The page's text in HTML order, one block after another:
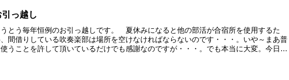
引っ越し
うとう毎年恒例のお引っ越しです。 夏休みになると他の部活が合宿所を使用するた
間借りしている吹奏楽部は場所を空けなければならないのです・・・。いや～まあ普
うことを許して頂いているだけでも感謝なのですが・・・。でも本当に大変。今日も